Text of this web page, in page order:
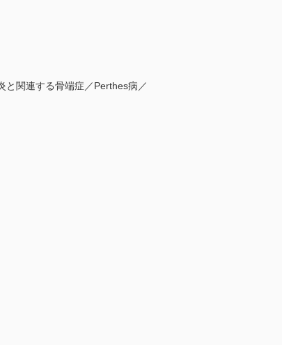
と関連する骨端症／Perthes病／